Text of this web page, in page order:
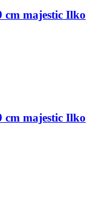
cm majestic Ilko
cm majestic Ilko